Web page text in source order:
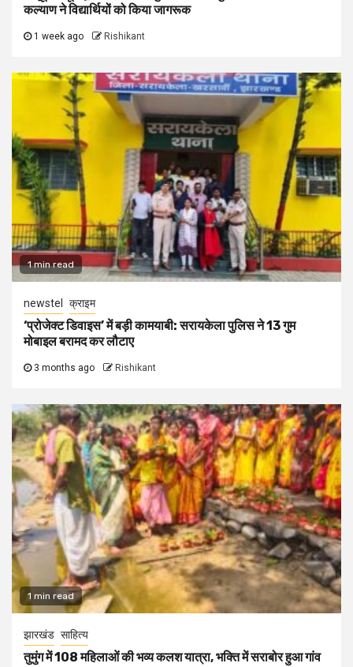
कल्याण ने विद्यार्थियों को किया जागरूक
1 week ago Rishikant
1 min read
newstel क्राइम
‘प्रोजेक्ट डिवाइस’ में बड़ी कामयाबी: सरायकेला पुलिस ने 13 गुम
मोबाइल बरामद कर लौटाए
3 months ago Rishikant
1 min read
झारखंड साहित्य
तुमुंग में 108 महिलाओं की भव्य कलश यात्रा, भक्ति में सराबोर हुआ गांव